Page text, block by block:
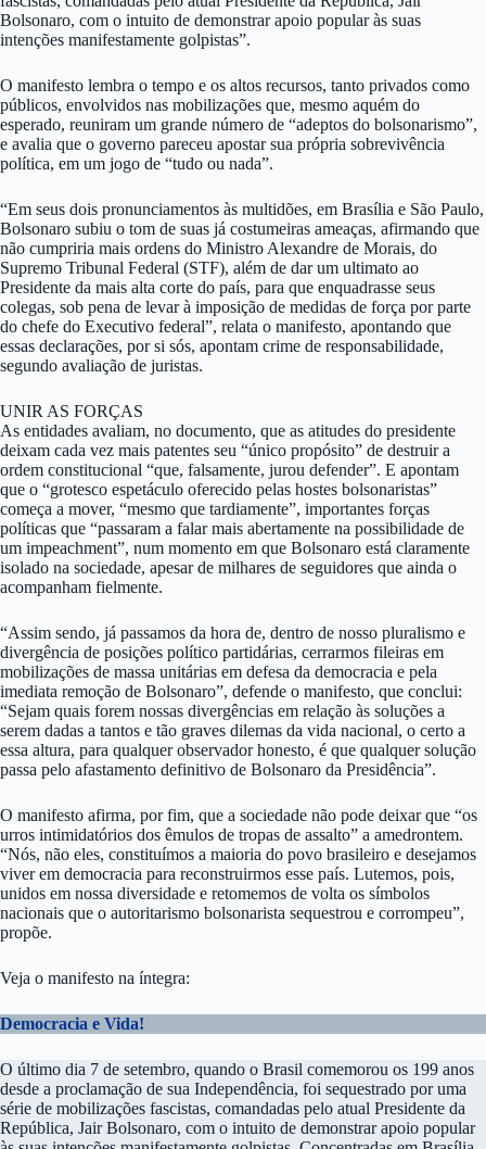
Bolsonaro, com o intuito de demonstrar apoio popular às suas
intenções manifestamente golpistas”.
O manifesto lembra o tempo e os altos recursos, tanto privados como
públicos, envolvidos nas mobilizações que, mesmo aquém do
esperado, reuniram um grande número de “adeptos do bolsonarismo”,
e avalia que o governo pareceu apostar sua própria sobrevivência
política, em um jogo de “tudo ou nada”.
“Em seus dois pronunciamentos às multidões, em Brasília e São Paulo,
Bolsonaro subiu o tom de suas já costumeiras ameaças, afirmando que
não cumpriria mais ordens do Ministro Alexandre de Morais, do
Supremo Tribunal Federal (STF), além de dar um ultimato ao
Presidente da mais alta corte do país, para que enquadrasse seus
colegas, sob pena de levar à imposição de medidas de força por parte
do chefe do Executivo federal”, relata o manifesto, apontando que
essas declarações, por si sós, apontam crime de responsabilidade,
segundo avaliação de juristas.
UNIR AS FORÇAS
As entidades avaliam, no documento, que as atitudes do presidente
deixam cada vez mais patentes seu “único propósito” de destruir a
ordem constitucional “que, falsamente, jurou defender”. E apontam
que o “grotesco espetáculo oferecido pelas hostes bolsonaristas”
começa a mover, “mesmo que tardiamente”, importantes forças
políticas que “passaram a falar mais abertamente na possibilidade de
um impeachment”, num momento em que Bolsonaro está claramente
isolado na sociedade, apesar de milhares de seguidores que ainda o
acompanham fielmente.
“Assim sendo, já passamos da hora de, dentro de nosso pluralismo e
divergência de posições político partidárias, cerrarmos fileiras em
mobilizações de massa unitárias em defesa da democracia e pela
imediata remoção de Bolsonaro”, defende o manifesto, que conclui:
“Sejam quais forem nossas divergências em relação às soluções a
serem dadas a tantos e tão graves dilemas da vida nacional, o certo a
essa altura, para qualquer observador honesto, é que qualquer solução
passa pelo afastamento definitivo de Bolsonaro da Presidência”.
O manifesto afirma, por fim, que a sociedade não pode deixar que “os
urros intimidatórios dos êmulos de tropas de assalto” a amedrontem.
“Nós, não eles, constituímos a maioria do povo brasileiro e desejamos
viver em democracia para reconstruirmos esse país. Lutemos, pois,
unidos em nossa diversidade e retomemos de volta os símbolos
nacionais que o autoritarismo bolsonarista sequestrou e corrompeu”,
propõe.
Veja o manifesto na íntegra:
Democracia e Vida!
O último dia 7 de setembro, quando o Brasil comemorou os 199 anos
desde a proclamação de sua Independência, foi sequestrado por uma
série de mobilizações fascistas, comandadas pelo atual Presidente da
República, Jair Bolsonaro, com o intuito de demonstrar apoio popular